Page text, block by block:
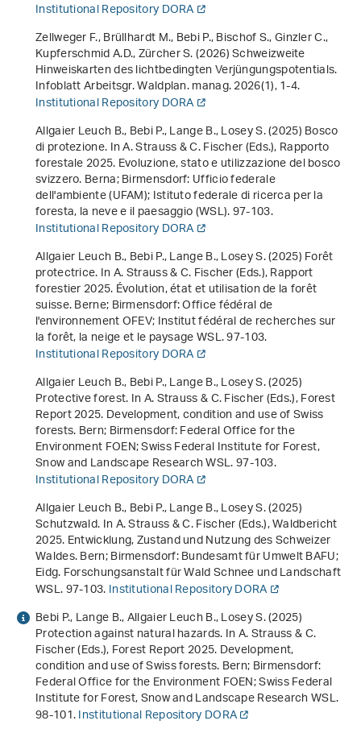
Institutional Repository DORA
Zellweger F., Brüllhardt M., Bebi P., Bischof S., Ginzler C.,
Kupferschmid A.D., Zürcher S. (2026) Schweizweite
Hinweiskarten des lichtbedingten Verjüngungspotentials.
Infoblatt Arbeitsgr. Waldplan. manag.2026(1), 1-4.
Institutional Repository DORA
Allgaier Leuch B., Bebi P., Lange B., Losey S. (2025) Bosco
di protezione. In A. Strauss & C. Fischer (Eds.),Rapporto
forestale 2025. Evoluzione, stato e utilizzazione del bosco
svizzero. Berna; Birmensdorf: Ufficio federale
dell'ambiente (UFAM); Istituto federale di ricerca per la
foresta, la neve e il paesaggio (WSL). 97-103.
Institutional Repository DORA
Allgaier Leuch B., Bebi P., Lange B., Losey S. (2025) Forêt
protectrice. In A. Strauss & C. Fischer (Eds.),Rapport
forestier 2025. Évolution, état et utilisation de la forêt
suisse. Berne; Birmensdorf: Office fédéral de
l'environnement OFEV; Institut fédéral de recherches sur
la forêt, la neige et le paysage WSL. 97-103.
Institutional Repository DORA
Allgaier Leuch B., Bebi P., Lange B., Losey S. (2025)
Protective forest. In A. Strauss & C. Fischer (Eds.),Forest
Report 2025. Development, condition and use of Swiss
forests. Bern; Birmensdorf: Federal Office for the
Environment FOEN; Swiss Federal Institute for Forest,
Snow and Landscape Research WSL. 97-103.
Institutional Repository DORA
Allgaier Leuch B., Bebi P., Lange B., Losey S. (2025)
Schutzwald. In A. Strauss & C. Fischer (Eds.),Waldbericht
2025. Entwicklung, Zustand und Nutzung des Schweizer
Waldes. Bern; Birmensdorf: Bundesamt für Umwelt BAFU;
Eidg. Forschungsanstalt für Wald Schnee und Landschaft
WSL. 97-103.Institutional Repository DORA
Bebi P., Lange B., Allgaier Leuch B., Losey S. (2025)
Protection against natural hazards. In A. Strauss & C.
Fischer (Eds.),Forest Report 2025. Development,
condition and use of Swiss forests. Bern; Birmensdorf:
Federal Office for the Environment FOEN; Swiss Federal
Institute for Forest, Snow and Landscape Research WSL.
98-101.Institutional Repository DORA